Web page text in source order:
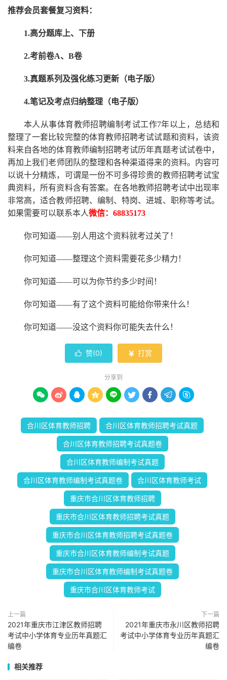
推荐会员套餐复习资料：
1.高分题库上、下册
2.考前卷A、B卷
3.真题系列及强化练习更新（电子版）
4.笔记及考点归纳整理（电子版）
本人从事体育教师招聘编制考试工作7年以上，总结和
整理了一套比较完整的体育教师招聘考试试题和资料，该资
料来自各地的体育教师编制招聘考试历年真题考试试卷中，
再加上我们老师 团队的整理和各种渠道得来的资料。内容可
以说十分精炼，可谓是一份不可多得珍贵的教师招聘考试宝
典资料，所有资料含有答案。在各地教师招聘考试中出现率
非常高，适合教师招聘、编制、特岗、进城、职称等考试。
如果需要可以联系本人微信： 68835173
你可知道——别人用这个资料就考过关了！
你可知道——整理这个资料需要花多少精力 ！
你可知道——可以为你节约多少时间！
你可知道——有了这个资料可能给你带来什么！
你可知道——没这个资料你可能失去什么 ！
 赞(0)  打赏
分享到
        
合川区体育教师招聘 合川区体育教师招聘考试真题
合川区体育教师招聘考试真题卷
合川区体育教师编制考试真题
合川区体育教师编制考试真题卷 合川区体育教师考试
重庆市合川区体育教师招聘
重庆市合川区体育教师招聘考试真题
重庆市合川区体育教师招聘考试真题卷
重庆市合川区体育教师编制考试真题
重庆市合川区体育教师编制考试真题卷
重庆市合川区体育教师考试
上一篇
2021年重庆市江津区教师招聘
考试中小学体育专业历年真题汇
编卷
下一篇
2021年重庆市永川区教师招聘
考试中小学体育专业历年真题汇
编卷
相关推荐